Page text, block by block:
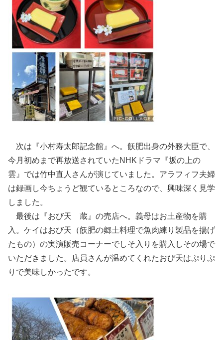
次は『小村寿太郎記念館』へ。飫肥出身の外務大臣で、
今月初めまで再放送されていたNHKドラマ『坂の上の
雲』では竹中直人さんが演じていました。アラフィフ夫婦
は録画し今ちょうど観ているところなので、興味深く見学
しました。
最後は『おび天 蔵』の売店へ。義母はお土産物を購
入。ケイはおび天（飫肥の郷土料理で魚肉練り製品を揚げ
たもの）の実演販売コーナーでしそ入りを購入しその場で
いただきました。店員さんが温めてくれたおび天はぷりぷ
りで美味しかったです。